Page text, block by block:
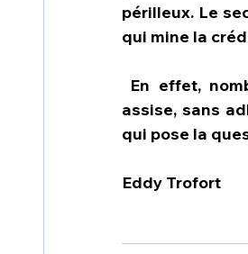
périlleux. Le
qui mine la
En effet,
assise, sans
qui pose la
Eddy Trofort